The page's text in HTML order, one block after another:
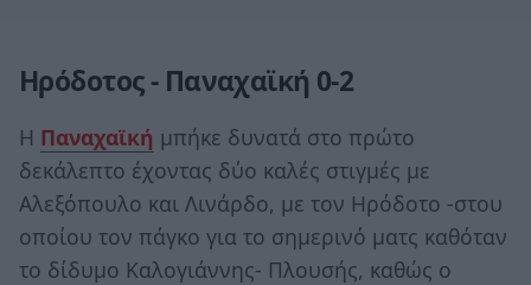
Ηρόδοτος - Παναχαϊκή 0-2
Η Παναχαϊκή μπήκε δυνατά στο πρώτο
δεκάλεπτο έχοντας δύο καλές στιγμές με
Αλεξόπουλο και Λινάρδο, με τον Ηρόδοτο -στου
οποίου τον πάγκο για το σημερινό ματς καθόταν
το δίδυμο Καλογιάννης- Πλουσής, καθώς ο